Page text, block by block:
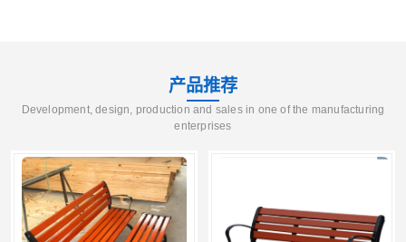
产品推荐
Development, design, production and sales in one of the manufacturing
enterprises